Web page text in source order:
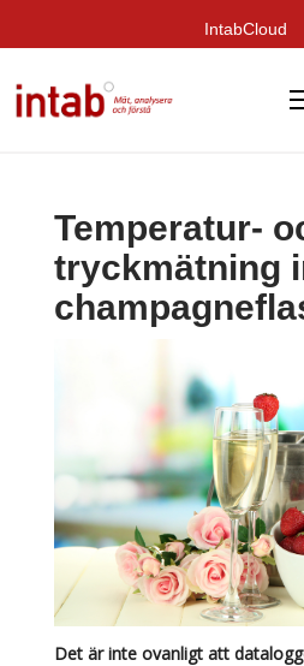
IntabCloud
Temperatur-
tryckmätning
Det är inte ovanligt att